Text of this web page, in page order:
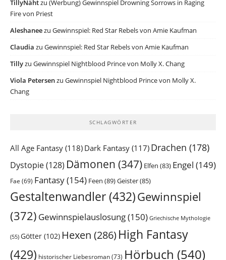
TillyNähtzu (Werbung) Gewinnspiel Drowning Sorrows in Raging
Fire von Priest
Aleshaneezu Gewinnspiel: Red Star Rebels von Amie Kaufman
Claudia zu Gewinnspiel: Red Star Rebels von Amie Kaufman
Tillyzu Gewinnspiel Nightblood Prince von Molly X. Chang
Viola Petersenzu Gewinnspiel Nightblood Prince von Molly X.
Chang
SCHLAGWÖRTER
All Age Fantasy (118) Dark Fantasy (117) Drachen (178)
Dystopie(128) Dämonen (347) Elfen (83) Engel (149)
Fae (69) Fantasy(154) Feen (89)Geister(85)
Gestaltenwandler (432)Gewinnspiel
(372) Gewinnspielauslosung(150) Griechische Mythologie
(55) Götter (102) Hexen (286) High Fantasy
(429) historischer Liebesroman(73) Hörbuch (540)